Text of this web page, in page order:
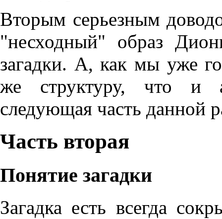
Вторым серьезным
"несходный" образ
загадки. А, как мы уже
же структуру, что и
следующая часть данной
Часть вторая
Понятие загадки
Загадка есть всегда